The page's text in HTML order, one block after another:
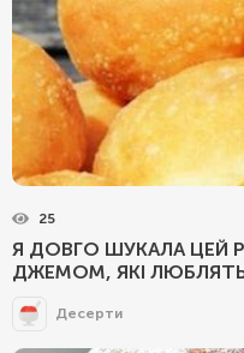
25
Я ДОВГО ШУКАЛА ЦЕЙ
ДЖЕМОМ, ЯКІ
Десерти